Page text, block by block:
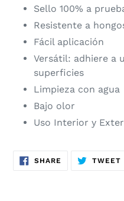
Sello 100% a
Resistente a
Fácil aplicación
Versátil: adhiere a
superficies
Limpieza con agua
Bajo olor
Uso Interior y
SHARE SHARE
TWEET